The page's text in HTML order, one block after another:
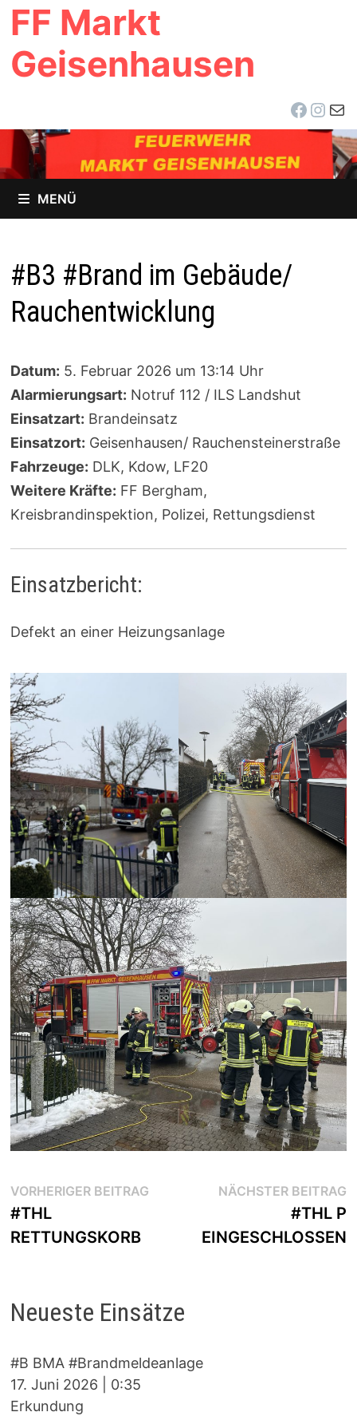
Zum
Inhalt
springen
FF Markt
Geisenhausen
E-
MENÜ
#B3 #Brand im Gebäude/
Rauchentwicklung
Datum: 5. Februar 2026 um 13:14 Uhr
Alarmierungsart: Notruf 112 / ILS Landshut
Einsatzart: Brandeinsatz
Einsatzort: Geisenhausen/ Rauchensteinerstraße
Fahrzeuge: DLK, Kdow, LF20
Weitere Kräfte: FF Bergham,
Kreisbrandinspektion, Polizei, Rettungsdienst
Einsatzbericht:
Defekt an einer Heizungsanlage
Beitragsnavigation
VORHERIGER BEITRAGVorheriger
#THL
RETTUNGSKORB
NÄCHSTER BEITRAG
#THL P
EINGESCHLOSSEN
Neueste Einsätze
#B BMA #Brandmeldeanlage
17. Juni 2026
0:35
Erkundung